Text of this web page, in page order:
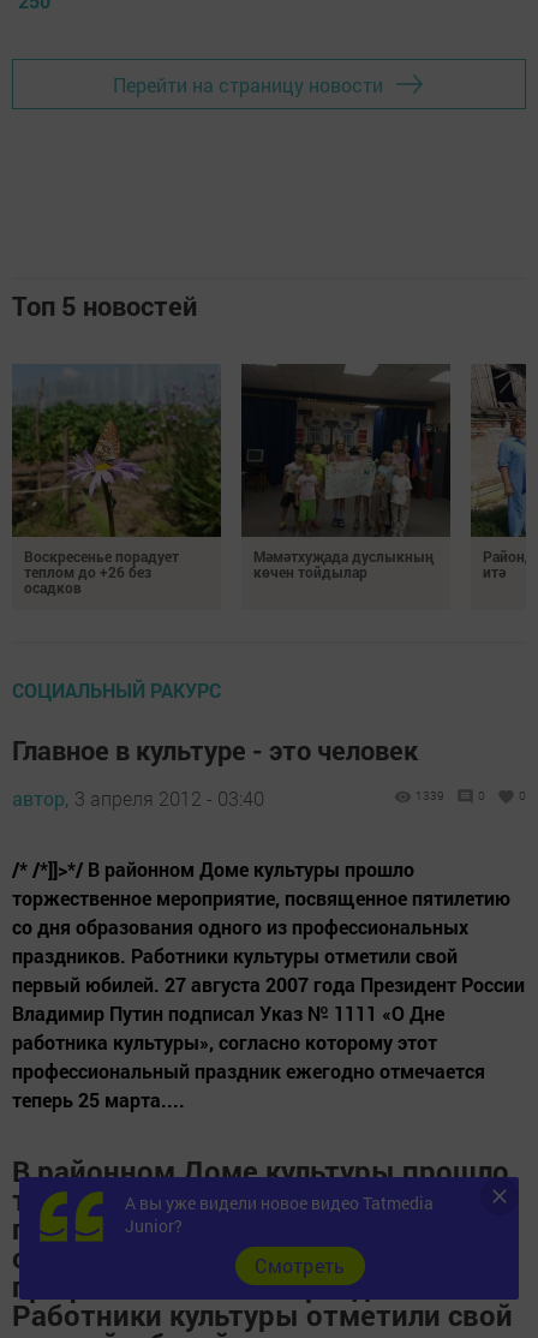
Перейти на страницу новости
Топ 5 новостей
Воскресенье порадует
теплом до +26 без
осадков
Мәмәтхуҗада дуслыкның
көчен тойдылар
итә
СОЦИАЛЬНЫЙ РАКУРС
Главное в культуре - это человек
автор, 3 апреля 2012 - 03:40 1339 0 0
/* /*]]>*/ В районном Доме культуры прошло
торжественное мероприятие, посвященное пятилетию
со дня образования одного из профессиональных
праздников. Работники культуры отметили свой
первый юбилей. 27 августа 2007 года Президент России
Владимир Путин подписал Указ № 1111 «О Дне
работника культуры», согласно которому этот
профессиональный праздник ежегодно отмечается
теперь 25 марта....
В районном Доме культуры прошло
торжественное мероприятие,
посвященное пятилетию со дня
образования одного из
профессиональных праздников.
Работники культуры отметили свой
А вы уже видели новое видео Tatmedia
Junior?
Cмотреть